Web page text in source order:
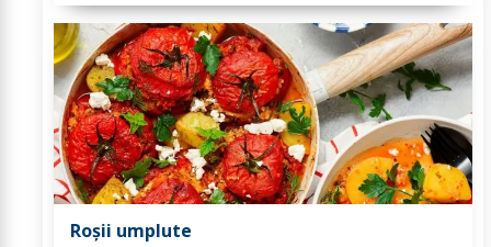
Roșii umplute